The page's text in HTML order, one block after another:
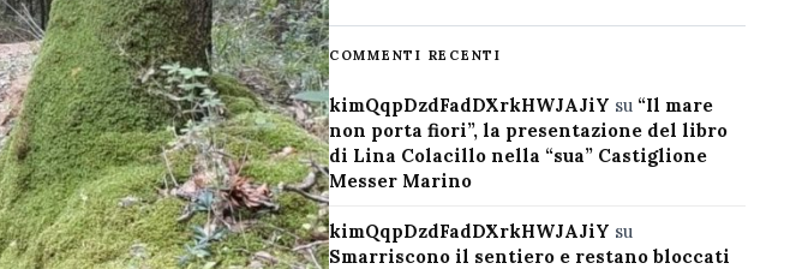
COMMENTI RECENTI
kimQqpDzdFadDXrkHWJAJiY su “Il mare
non porta fiori”, la presentazione del libro
di Lina Colacillo nella “sua” Castiglione
Messer Marino
kimQqpDzdFadDXrkHWJAJiY su
Smarriscono il sentiero e restano bloccati